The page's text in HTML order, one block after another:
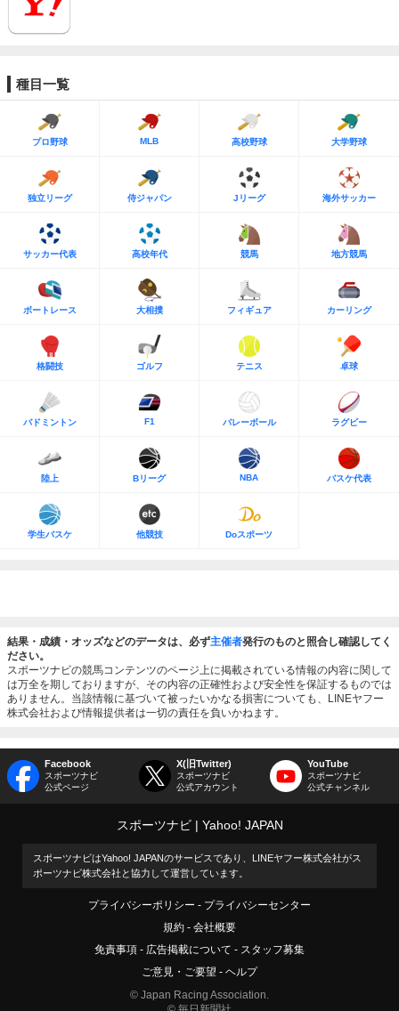
種目一覧
プロ野球 MLB 高校野球 大学野球
独立リーグ 侍ジャパン Jリーグ 海外サッカー
サッカー代表 高校年代 競馬 地方競馬
ボートレース 大相撲 フィギュア カーリング
格闘技 ゴルフ テニス 卓球
バドミントン F1 バレーボール ラグビー
陸上 Bリーグ NBA バスケ代表
学生バスケ 他競技 Doスポーツ
結果・成績・オッズなどのデータは、必ず主催者発行のものと照合し確認してく
ださい。
スポーツナビの競馬コンテンツのページ上に掲載されている情報の内容に関して
は万全を期しておりますが、その内容の正確性および安全性を保証するものでは
ありません。当該情報に基づいて被ったいかなる損害についても、LINEヤフー
株式会社および情報提供者は一切の責任を負いかねます。
Facebook
スポーツナビ
公式ページ
X(旧Twitter)
スポーツナビ
公式アカウント
YouTube
スポーツナビ
公式チャンネル
スポーツナビ Yahoo! JAPAN
スポーツナビはYahoo! JAPANのサービスであり、LINEヤフー株式会社がス
ポーツナビ株式会社と協力して運営しています。
プライバシーポリシー
プライバシーセンター
規約
会社概要
免責事項
広告掲載について
スタッフ募集
ご意見・ご要望
ヘルプ
© Japan Racing Association.